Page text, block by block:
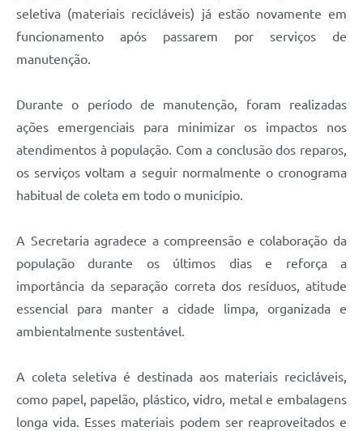
seletiva (materiais recicláveis) já estão novamente em
funcionamento após passarem por serviços de
manutenção.
Durante o período de manutenção, foram realizadas
ações emergenciais para minimizar os impactos nos
atendimentos à população. Com a conclusão dos reparos,
os serviços voltam a seguir normalmente o cronograma
habitual de coleta em todo o município.
A Secretaria agradece a compreensão e colaboração da
população durante os últimos dias e reforça a
importância da separação correta dos resíduos, atitude
essencial para manter a cidade limpa, organizada e
ambientalmente sustentável.
A coleta seletiva é destinada aos materiais recicláveis,
como papel, papelão, plástico, vidro, metal e embalagens
longa vida. Esses materiais podem ser reaproveitados e